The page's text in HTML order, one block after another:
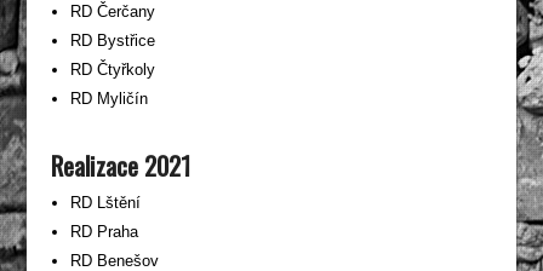
RD Čerčany
RD Bystřice
RD Čtyřkoly
RD Myličín
Realizace 2021
RD Lštění
RD Praha
RD Benešov